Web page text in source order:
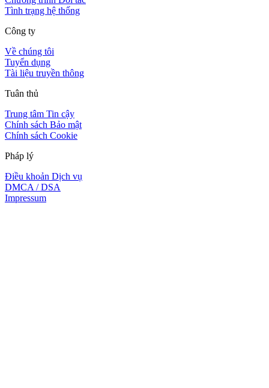
Tình trạng hệ thống
Công ty
Về chúng tôi
Tuyển dụng
Tài liệu truyền thông
Tuân thủ
Trung tâm Tin cậy
Chính sách Bảo mật
Chính sách Cookie
Pháp lý
Điều khoản Dịch vụ
DMCA / DSA
Impressum